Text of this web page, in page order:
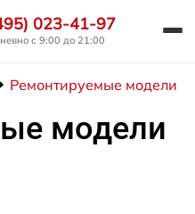
023-41-97
с 9:00 до 21:00
Ремонтируемые модели
модели